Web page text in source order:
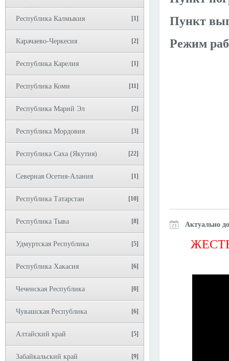
Республика Калмыкия [1]
Карачаево-Черкесия [2]
Республика Карелия [1]
Республика Коми [11]
Республика Марий Эл [2]
Республика Мордовия [3]
Республика Саха (Якутия) [22]
Северная Осетия-Алания [1]
Республика Татарстан [10]
Республика Тыва [8]
Удмуртская Республика [5]
Республика Хакасия [6]
Чеченская Республика [0]
Чувашская Республика [6]
Алтайский край [5]
Забайкальский край [9]
Пункт
Режим
Актуально